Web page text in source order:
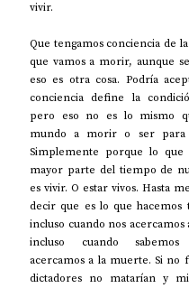
vivir.
Que tengamos conciencia de
que vamos a morir, aunque
eso es otra cosa. Podría
conciencia define la
pero eso no es lo mismo
mundo a morir o ser para
Simplemente porque lo que
mayor parte del tiempo de
es vivir. O estar vivos. Hasta
decir que es lo que hacemos
incluso cuando nos acercamos
incluso cuando
acercamos a la muerte. Si no
dictadores no matarían y